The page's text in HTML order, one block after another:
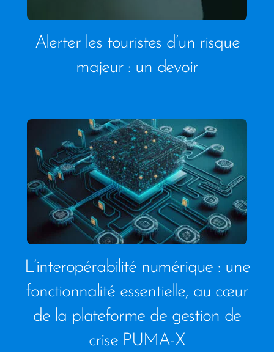
Alerter les touristes d’un risque
majeur : un devoir
L’interopérabilité numérique : une
fonctionnalité essentielle, au cœur
de la plateforme de gestion de
crise PUMA-X